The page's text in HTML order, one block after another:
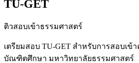
TU-GET
ติวสอบเข้าธรรมศาสตร์
เตรียมสอบ TU-GET สำหรับการสอบเข้
บัณฑิตศึกษา มหาวิทยาลัยธรรมศาสตร์